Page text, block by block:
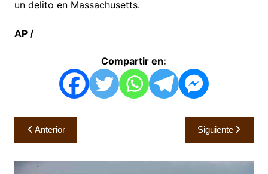
un delito en Massachusetts.
AP /
Compartir en:
Navegación
de
entradas
Anterior Siguiente